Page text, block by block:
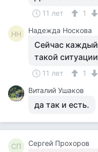
11 лет 1
НН Надежда Носкова
Сейчас
такой
11 лет
1
Виталий Ушаков
да так и есть.
СП Сергей Прохоров